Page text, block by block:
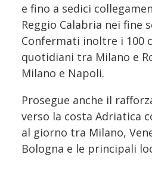
e fino a sedici
Reggio Calabria nei fine
Confermati inoltre i 100
quotidiani tra Milano e
Milano e Napoli.
Prosegue anche il
verso la costa Adriatica
al giorno tra Milano,
Bologna e le principali